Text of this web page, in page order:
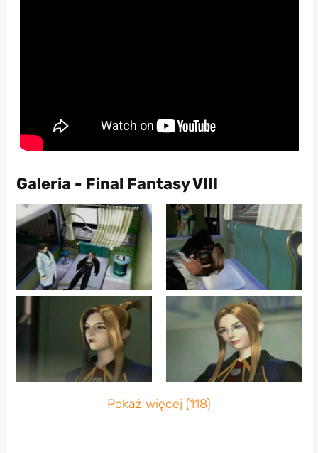
Galeria - Final Fantasy VIII
Pokaż więcej (118)